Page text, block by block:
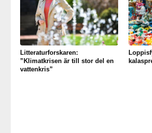
Litteraturforskaren:
”Klimatkrisen är till stor del en
vattenkris”